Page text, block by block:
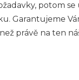
potom
Garantujeme
právě na ten